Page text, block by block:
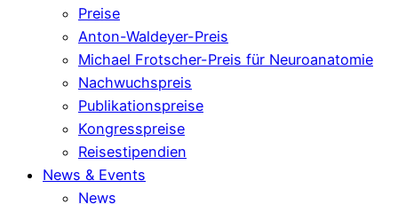
Preise
Anton-Waldeyer-Preis
Michael Frotscher-Preis für Neuroanatomie
Nachwuchspreis
Publikationspreise
Kongresspreise
Reisestipendien
News & Events
News